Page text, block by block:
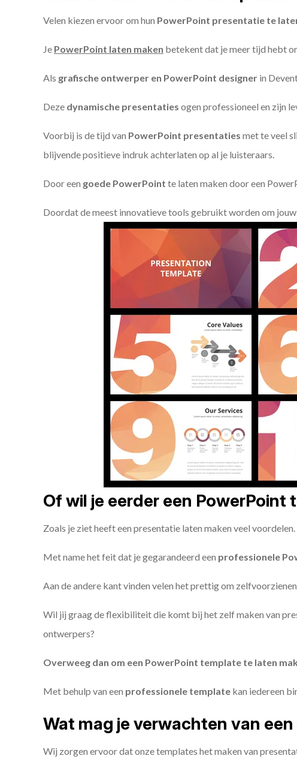
Velen kiezen ervoor om hun PowerPoint presentatie te
Je PowerPoint laten maken betekent dat je meer tijd hebt
Als grafische ontwerper en PowerPoint designer in
Deze dynamische presentaties ogen professioneel en zijn
Voorbij is de tijd van PowerPoint presentaties met te veel
blijvende positieve indruk achterlaten op al je luisteraars.
Door een goede PowerPoint te laten maken door een
Doordat de meest innovatieve tools gebruikt worden om jouw
Of wil je eerder een
Zoals je ziet heeft een presentatie laten maken veel voordelen.
Met name het feit dat je gegarandeerd een professionele
Aan de andere kant vinden velen het prettig om
Wil jij graag de flexibiliteit die komt bij het zelf maken van
ontwerpers?
Overweeg dan om een PowerPoint template te laten
Met behulp van een professionele template kan iedereen
Wat mag je verwachten van
Wij zorgen ervoor dat onze templates het maken van